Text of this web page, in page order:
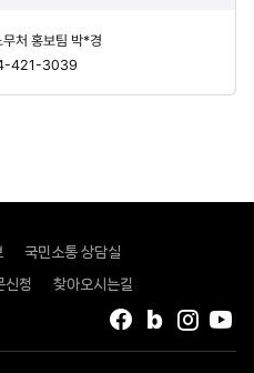
무처 홍보팀 박*경
421-3039
국민소통 상담실
신청 찾아오시는길